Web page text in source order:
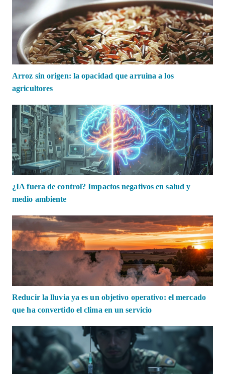
Arroz sin origen: la opacidad que arruina a los
agricultores
¿IA fuera de control? Impactos negativos en salud y
medio ambiente
Reducir la lluvia ya es un objetivo operativo: el mercado
que ha convertido el clima en un servicio